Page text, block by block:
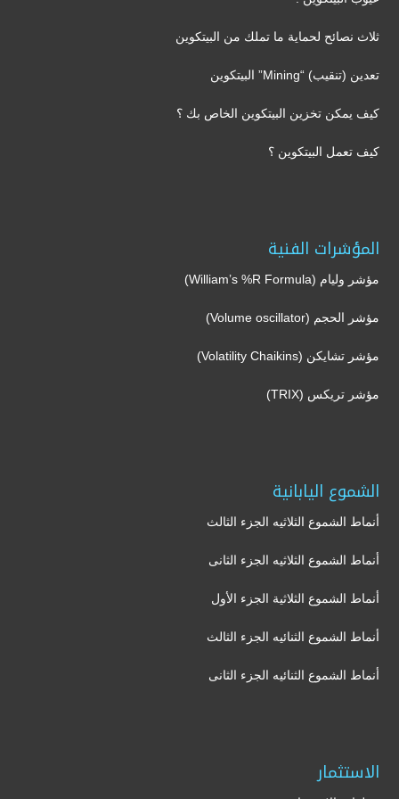
ثلاث نصائح لحماية ما تملك من البيتكوين
تعدين (تنقيب) “Mining” البيتكوين
كيف يمكن تخزين البيتكوين الخاص بك ؟
كيف تعمل البيتكوين ؟
المؤشرات الفنية
مؤشر وليام (William’s %R Formula)
مؤشر الحجم (Volume oscillator)
مؤشر تشايكن (Volatility Chaikins)
مؤشر تريكس (TRIX)
الشموع اليابانية
أنماط الشموع الثلاثيه الجزء الثالث
أنماط الشموع الثلاثيه الجزء الثانى
أنماط الشموع الثلاثية الجزء الأول
أنماط الشموع الثنائيه الجزء الثالث
أنماط الشموع الثنائيه الجزء الثانى
الاستثمار